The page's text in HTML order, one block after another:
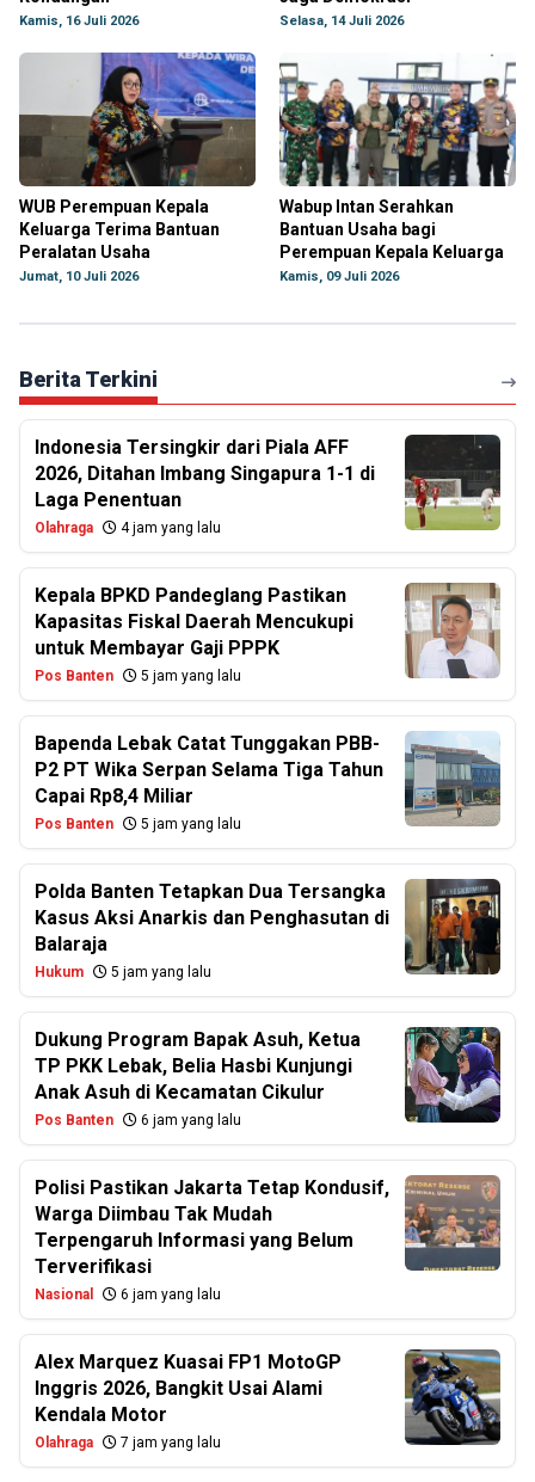
Kamis, 16 Juli 2026 Selasa, 14 Juli 2026
WUB Perempuan Kepala
Keluarga Terima Bantuan
Peralatan Usaha
Jumat, 10 Juli 2026
Wabup Intan Serahkan
Bantuan Usaha bagi
Perempuan Kepala Keluarga
Kamis, 09 Juli 2026
Berita Terkini
Indonesia Tersingkir dari Piala AFF
2026, Ditahan Imbang Singapura 1-1 di
Laga Penentuan
Olahraga 4 jam yang lalu
Kepala BPKD Pandeglang Pastikan
Kapasitas Fiskal Daerah Mencukupi
untuk Membayar Gaji PPPK
Pos Banten 5 jam yang lalu
Bapenda Lebak Catat Tunggakan PBB-
P2 PT Wika Serpan Selama Tiga Tahun
Capai Rp8,4 Miliar
Pos Banten 5 jam yang lalu
Polda Banten Tetapkan Dua Tersangka
Kasus Aksi Anarkis dan Penghasutan di
Balaraja
Hukum 5 jam yang lalu
Dukung Program Bapak Asuh, Ketua
TP PKK Lebak, Belia Hasbi Kunjungi
Anak Asuh di Kecamatan Cikulur
Pos Banten 6 jam yang lalu
Polisi Pastikan Jakarta Tetap Kondusif,
Warga Diimbau Tak Mudah
Terpengaruh Informasi yang Belum
Terverifikasi
Nasional 6 jam yang lalu
Alex Marquez Kuasai FP1 MotoGP
Inggris 2026, Bangkit Usai Alami
Kendala Motor
Olahraga 7 jam yang lalu